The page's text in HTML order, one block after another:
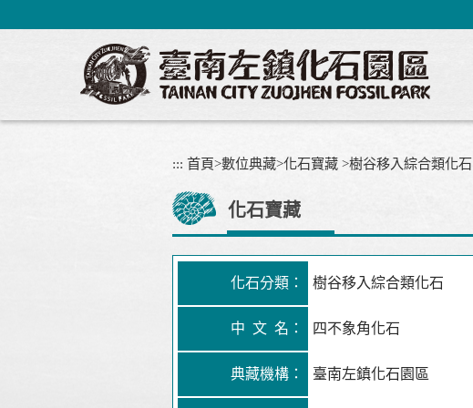
到
區
::: 首頁>數位典藏>化石寶藏 >樹谷移入綜合類化石
化石寶藏
化石分類： 樹谷移入綜合類化石
中 文 名： 四不象角化石
典藏機構： 臺南左鎮化石園區